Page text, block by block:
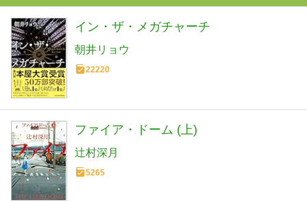
イン・ザ・メガチャーチ
朝井リョウ
22220
ファイア・ドーム (上)
辻村深月
5265